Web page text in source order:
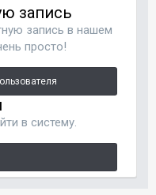
запись
запись в нашем
просто!
в систему.